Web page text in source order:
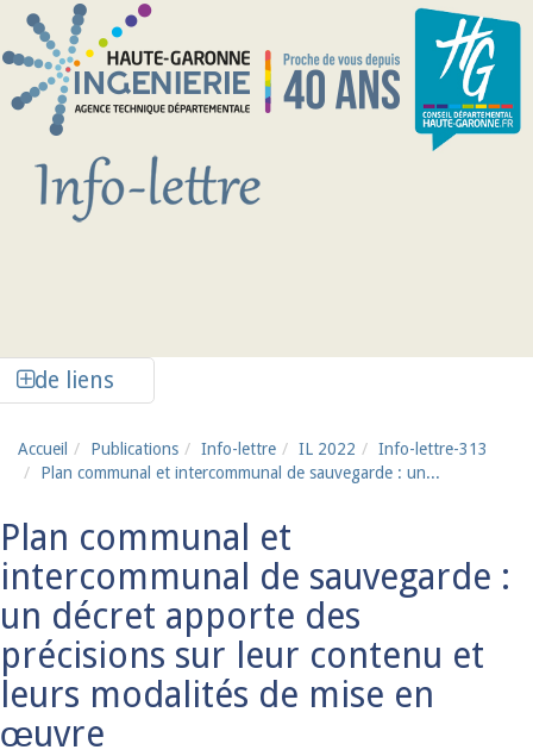
Aller au contenu principal
de liens
Accueil Publications Info-lettre IL 2022
Info-lettre-313
Plan communal et intercommunal de sauvegarde : un...
Plan communal et
intercommunal de sauvegarde :
un décret apporte des
précisions sur leur contenu et
leurs modalités de mise en
œuvre